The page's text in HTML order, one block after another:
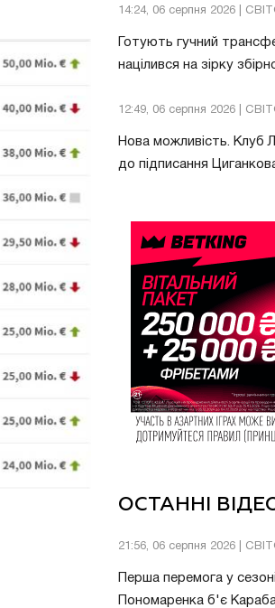
14:24, 06 серпня 2026 |
Готують гучний
націлився на зірку
12:49, 06 серпня 2026 |
Нова можливість. Клуб
до підписання
ОСТАННІ
21:56, 06 серпня 2026 |
Перша перемога у
Пономаренка б'є